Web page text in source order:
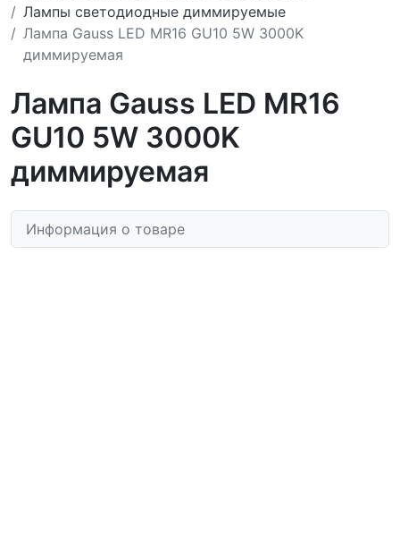
Лампы светодиодные диммируемые
Лампа Gauss LED MR16 GU10 5W 3000K
диммируемая
Лампа Gauss LED MR16
GU10 5W 3000K
диммируемая
Информация о товаре